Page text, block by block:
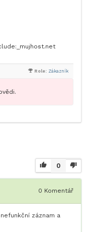
Role: Zákazník
0
0 Komentář
záznam a